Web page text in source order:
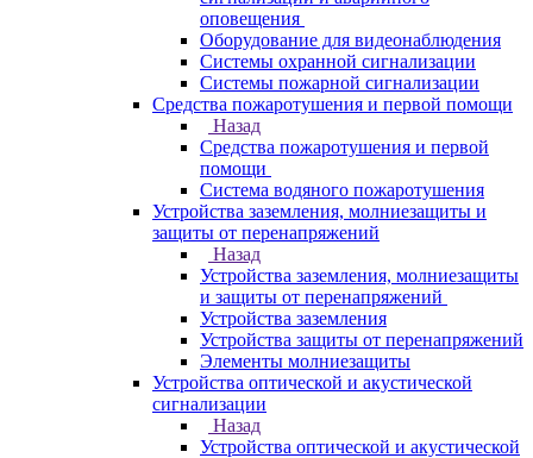
оповещения
Оборудование для видеонаблюдения
Системы охранной сигнализации
Системы пожарной сигнализации
Средства пожаротушения и первой помощи
Назад
Средства пожаротушения и первой
помощи
Система водяного пожаротушения
Устройства заземления, молниезащиты и
защиты от перенапряжений
Назад
Устройства заземления, молниезащиты
и защиты от перенапряжений
Устройства заземления
Устройства защиты от перенапряжений
Элементы молниезащиты
Устройства оптической и акустической
сигнализации
Назад
Устройства оптической и акустической